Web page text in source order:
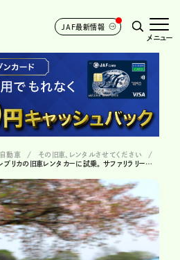
JAF最新情報
メニュー
自動車
その旧車、レンタルさせてください
日産ブルーバード（510型）のラリーレプリカの旧車レンタカーに試乗。 サファリラリーにも出場したブルーバードの実力は? ＃28